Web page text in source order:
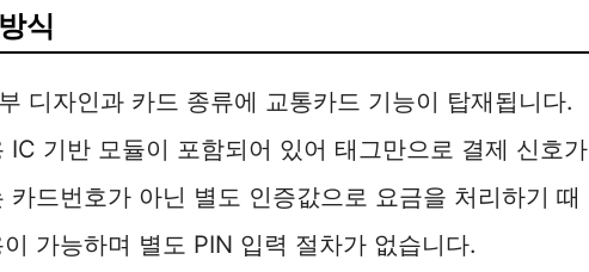
식
디자인과 카드 종류에 교통카드 기능이 탑재됩니다.
IC 기반 모듈이 포함되어 있어 태그만으로 결제 신호가
드번호가 아닌 별도 인증값으로 요금을 처리하기 때
가능하며 별도 PIN 입력 절차가 없습니다.